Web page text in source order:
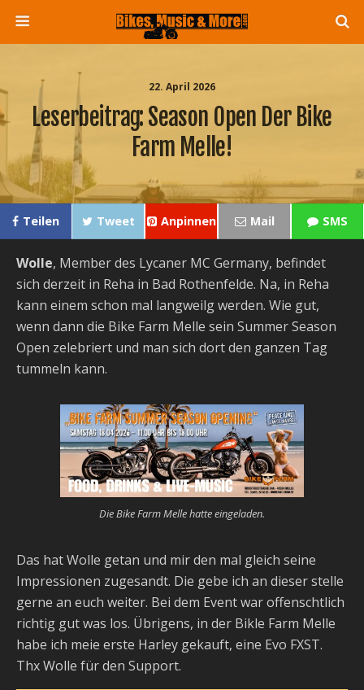
22. April 2026
Leserbeitrag: Season Open Der Bike
Farm Melle!
Teilen Tweet Anpinnen Mail SMS
Wolle, Member des Lycaner MC Germany, befindet
sich derzeit in Reha in Bad Rothenfelde. Na, in Reha
kann einem schon mal langweilg werden. Wie gut,
wenn dann die Bike Farm Melle sein Summer Season
Open zelebriert und man sich dort den ganzen Tag
tummeln kann.
Die Bike Farm Melle hatte eingeladen.
Das hat Wolle getan und mir den mal gleich seine
Impressionen zugesandt. Die gebe ich an dieser stelle
gerne an euch weiter. Bei dem Event war offenschtlich
richtig gut was los. Übrigens, in der Bikle Farm Melle
habe ich meie erste Harley gekauft, eine Evo FXST.
Thx Wolle für den Support.